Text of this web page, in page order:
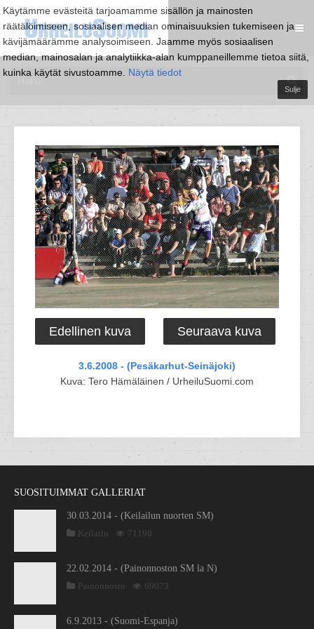
Käytämme evästeitä tarjoamamme sisällön ja mainosten
räätälöimiseen, sosiaalisen median ominaisuuksien tukemiseen ja
kävijämäärämme analysoimiseen. Jaamme myös sosiaalisen
median, mainosalan ja analytiikka-alan kumppaneillemme tietoa siitä,
kuinka käytät sivustoamme. Näytä tiedot
Sulje
Edellinen kuva Seuraava kuva
3.6.2008 - (Pesäkarhut-Seinäjoki)
Kuva: Tero Hämäläinen / UrheiluSuomi.com
SUOSITUIMMAT GALLERIAT
30.03.2014 - (Keilailun nuorten SM)
Keilailu
71198
22.02.2014 - (Painonnoston SM la N)
Painonnosto
69073
6.9.2013 - (Suomi-Espanja)